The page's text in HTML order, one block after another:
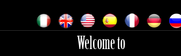
Welcome to